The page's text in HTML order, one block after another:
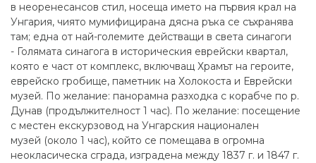
в неоренесансов стил, носеща името на първия крал на
Унгария, чиято мумифицирана дясна ръка се съхранява
там; една от най-големите действащи в света синагоги
- Голямата синагога в историческия еврейски квартал,
която е част от комплекс, включващ Храмът на героите,
еврейско гробище, паметник на Холокоста и Еврейски
музей. По желание: панорамна разходка с корабче по р.
Дунав (продължителност 1 час). По желание: посещение
с местен екскурзовод на Унгарския национален
музей (около 1 час), който се помещава в огромна
неокласическа сграда, изградена между 1837 г. и 1847 г.